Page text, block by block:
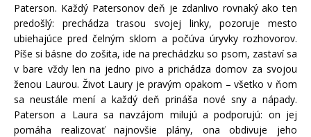
Paterson. Každý Patersonov deň je zdanlivo rovnaký ako ten
predošlý: prechádza trasou svojej linky, pozoruje mesto
ubiehajúce pred čelným sklom a počúva úryvky rozhovorov.
Píše si básne do zošita, ide na prechádzku so psom, zastaví sa
v bare vždy len na jedno pivo a prichádza domov za svojou
ženou Laurou. Život Laury je pravým opakom – všetko v ňom
sa neustále mení a každý deň prináša nové sny a nápady.
Paterson a Laura sa navzájom milujú a podporujú: on jej
pomáha realizovať najnovšie plány, ona obdivuje jeho